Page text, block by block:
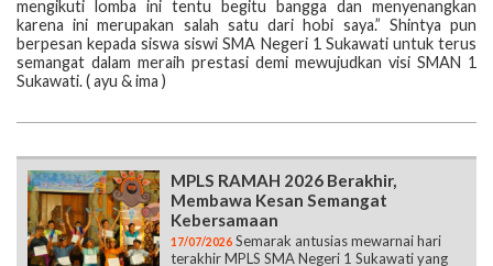
mengikuti lomba ini tentu begitu bangga dan menyenangkan
karena ini merupakan salah satu dari hobi saya.” Shintya pun
berpesan kepada siswa siswi SMA Negeri 1 Sukawati untuk terus
semangat dalam meraih prestasi demi mewujudkan visi SMAN 1
Sukawati. ( ayu & ima )
MPLS RAMAH 2026 Berakhir,
Membawa Kesan Semangat
Kebersamaan
17/07/2026 Semarak antusias mewarnai hari
terakhir MPLS SMA Negeri 1 Sukawati yang